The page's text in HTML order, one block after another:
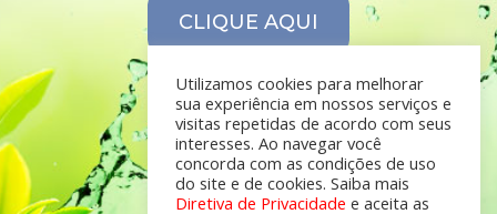
CLIQUE AQUI
Utilizamos cookies para melhorar
sua experiência em nossos serviços e
visitas repetidas de acordo com seus
interesses. Ao navegar você
concorda com as condições de uso
do site e de cookies. Saiba mais
Diretiva de Privacidade e aceita as